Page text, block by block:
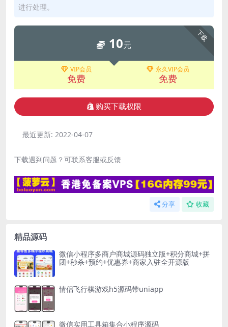
进行处理。
下载
10元
VIP会员
免费
永久VIP会员
免费
购买下载权限
最近更新: 2022-04-07
下载遇到问题？可联系客服或反馈
分享 收藏
精品源码
微信小程序多商户商城源码独立版+积分商城+拼
团+秒杀+预约+优惠券+商家入驻全开源版
情侣飞行棋游戏h5源码带uniapp
微信实用工具箱集合小程序源码